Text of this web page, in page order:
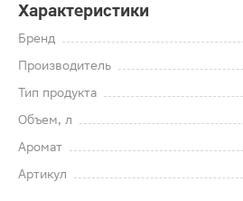
Характеристики
Бренд
Производитель
Тип продукта
Объем, л
Аромат
Артикул